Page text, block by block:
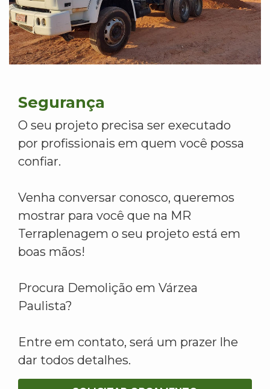
Segurança
O seu projeto precisa ser executado
por profissionais em quem você possa
confiar.
Venha conversar conosco, queremos
mostrar para você que na MR
Terraplenagem o seu projeto está em
boas mãos!
Procura Demolição em Várzea
Paulista?
Entre em contato, será um prazer lhe
dar todos detalhes.